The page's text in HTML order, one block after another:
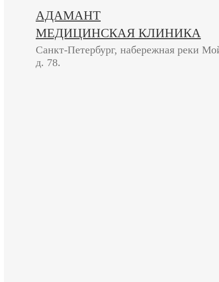
АДАМАНТ
МЕДИЦИНСКАЯ КЛИНИКА
Санкт-Петербург, набережная реки
д. 78.